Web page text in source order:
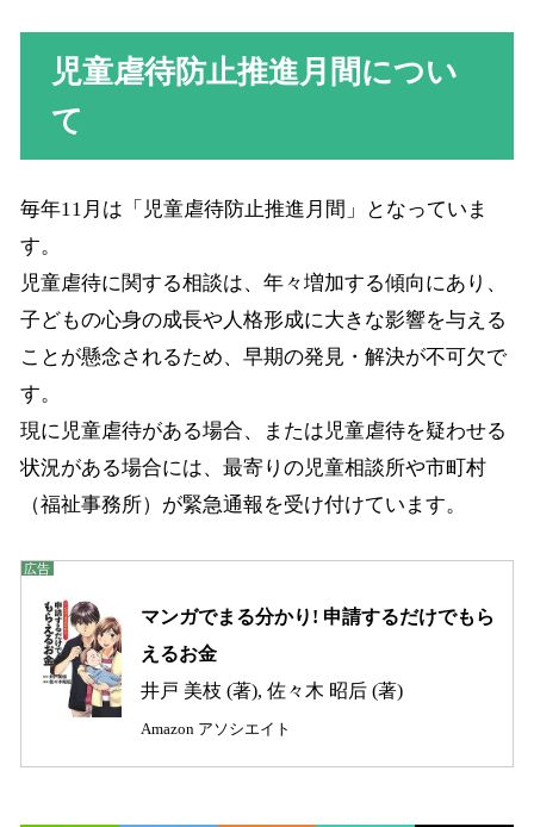
児童虐待防止推進月間につい
て
毎年11月は「児童虐待防止推進月間」となっていま
す。
児童虐待に関する相談は、年々増加する傾向にあり、
子どもの心身の成長や人格形成に大きな影響を与える
ことが懸念されるため、早期の発見・解決が不可欠で
す。
現に児童虐待がある場合、または児童虐待を疑わせる
状況がある場合には、最寄りの児童相談所や市町村
（福祉事務所）が緊急通報を受け付けています。
マンガでまる分かり! 申請するだけでもら
えるお金
井戸 美枝 (著), 佐々木 昭后 (著)
Amazon アソシエイト